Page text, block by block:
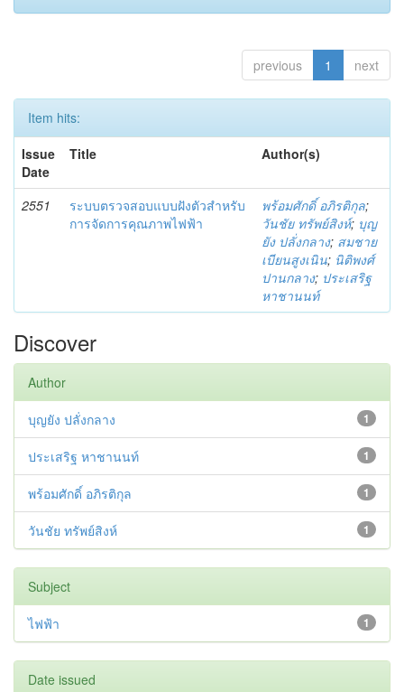
previous 1 next
Item hits:
Issue
Date
Title Author(s)
2551
ระบบตรวจสอบแบบฝังตัวสำหรับ
การจัดการคุณภาพไฟฟ้า
พร้อมศักดิ์ อภิรติกุล;
วันชัย ทรัพย์สิงห์; บุญ
ยัง ปลั่งกลาง; สมชาย
เบียนสูงเนิน; นิติพงศ์
ปานกลาง; ประเสริฐ
หาชานนท์
Discover
Author
1
บุญยัง ปลั่งกลาง
1
ประเสริฐ หาชานนท์
1
พร้อมศักดิ์ อภิรติกุล
1
วันชัย ทรัพย์สิงห์
Subject
1
ไฟฟ้า
Date issued